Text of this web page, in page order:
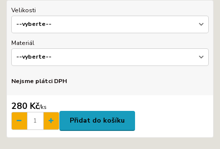
Velikosti
Materiál
Nejsme plátci DPH
280 Kč/ks
Přidat do košíku